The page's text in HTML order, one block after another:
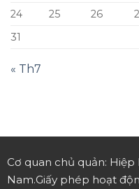
24
25 26
31
« Th7
Cơ quan chủ quản:
Nam.Giấy phép hoạt